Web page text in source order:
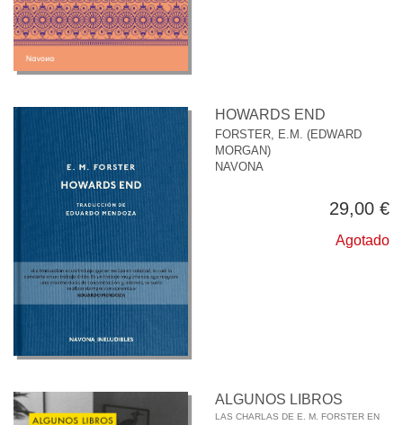
HOWARDS END
FORSTER, E.M. (EDWARD
MORGAN)
NAVONA
29,00 €
Agotado
ALGUNOS LIBROS
LAS CHARLAS DE E. M. FORSTER EN